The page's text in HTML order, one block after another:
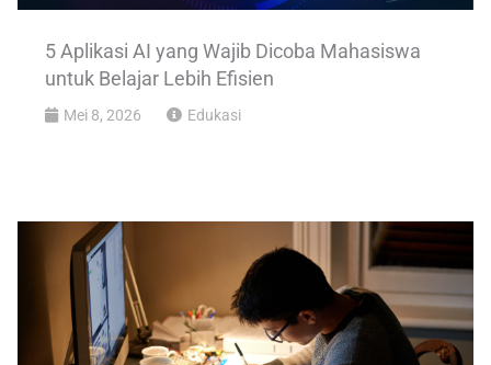
5 Aplikasi AI yang Wajib Dicoba Mahasiswa
untuk Belajar Lebih Efisien
Mei 8, 2026 Edukasi